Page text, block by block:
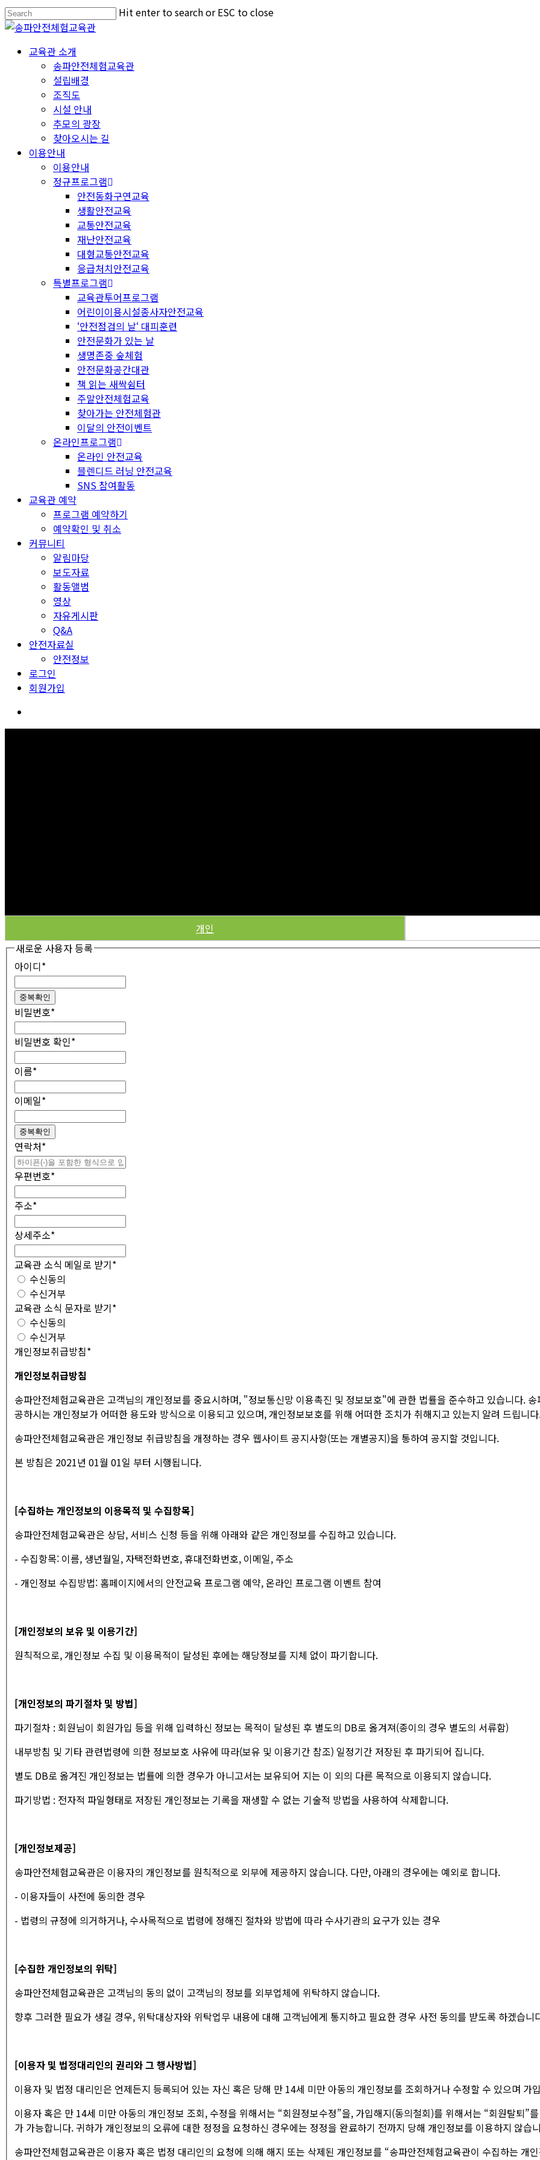
Hit enter to search or ESC to close
교육관 소개
송파안전체험교육관
설립배경
조직도
시설 안내
추모의 광장
찾아오시는 길
이용안내
이용안내
정규프로그램
안전동화구연교육
생활안전교육
교통안전교육
재난안전교육
대형교통안전교육
응급처치안전교육
특별프로그램
교육관투어프로그램
어린이이용시설종사자안전교육
‘안전점검의 날‘ 대피훈련
안전문화가 있는 날
생명존중 숲체험
안전문화공간대관
책 읽는 새싹쉼터
주말안전체험교육
찾아가는 안전체험관
이달의 안전이벤트
온라인프로그램
온라인 안전교육
블렌디드 러닝 안전교육
SNS 참여활동
교육관 예약
프로그램 예약하기
예약확인 및 취소
커뮤니티
알림마당
보도자료
활동앨범
영상
자유게시판
Q&A
안전자료실
안전정보
로그인
회원가입
개인
새로운 사용자 등록
아이디*
중복확인
비밀번호*
비밀번호 확인*
이름*
이메일*
중복확인
연락처*
우편번호*
주소*
상세주소*
교육관 소식 메일로 받기*
수신동의
수신거부
교육관 소식 문자로 받기*
수신동의
수신거부
개인정보취급방침*
개인정보취급방침
송파안전체험교육관은 고객님의 개인정보를 중요시하며, "정보통신망 이용촉진 및 정보보호"에 관한 법률을 준수하고 있습니다.
공하시는 개인정보가 어떠한 용도와 방식으로 이용되고 있으며, 개인정보보호를 위해 어떠한 조치가 취해지고 있는지 알려 드립니
송파안전체험교육관은 개인정보 취급방침을 개정하는 경우 웹사이트 공지사항(또는 개별공지)을 통하여 공지할 것입니다.
본 방침은 2021년 01월 01일 부터 시행됩니다.
[수집하는 개인정보의 이용목적 및 수집항목]
송파안전체험교육관은 상담, 서비스 신청 등을 위해 아래와 같은 개인정보를 수집하고 있습니다.
- 수집항목: 이름, 생년월일, 자택전화번호, 휴대전화번호, 이메일, 주소
- 개인정보 수집방법: 홈페이지에서의 안전교육 프로그램 예약, 온라인 프로그램 이벤트 참여
[개인정보의 보유 및 이용기간]
원칙적으로, 개인정보 수집 및 이용목적이 달성된 후에는 해당정보를 지체 없이 파기합니다.
[개인정보의 파기절차 및 방법]
파기절차 : 회원님이 회원가입 등을 위해 입력하신 정보는 목적이 달성된 후 별도의 DB로 옮겨져(종이의 경우 별도의 서류함)
내부방침 및 기타 관련법령에 의한 정보보호 사유에 따라(보유 및 이용기간 참조) 일정기간 저장된 후 파기되어 집니다.
별도 DB로 옮겨진 개인정보는 법률에 의한 경우가 아니고서는 보유되어 지는 이 외의 다른 목적으로 이용되지 않습니다.
파기방법 : 전자적 파일형태로 저장된 개인정보는 기록을 재생할 수 없는 기술적 방법을 사용하여 삭제합니다.
[개인정보제공]
송파안전체험교육관은 이용자의 개인정보를 원칙적으로 외부에 제공하지 않습니다. 다만, 아래의 경우에는 예외로 합니다.
- 이용자들이 사전에 동의한 경우
- 법령의 규정에 의거하거나, 수사목적으로 법령에 정해진 절차와 방법에 따라 수사기관의 요구가 있는 경우
[수집한 개인정보의 위탁]
송파안전체험교육관은 고객님의 동의 없이 고객님의 정보를 외부업체에 위탁하지 않습니다.
향후 그러한 필요가 생길 경우, 위탁대상자와 위탁업무 내용에 대해 고객님에게 통지하고 필요한 경우 사전 동의를 받도록 하겠습니
[이용자 및 법정대리인의 권리와 그 행사방법]
이용자 및 법정 대리인은 언제든지 등록되어 있는 자신 혹은 당해 만 14세 미만 아동의 개인정보를 조회하거나 수정할 수 있으며 가
이용자 혹은 만 14세 미만 아동의 개인정보 조회, 수정을 위해서는 “회원정보수정”을, 가입해지(동의철회)를 위해서는 “회원탈퇴”
가 가능합니다. 귀하가 개인정보의 오류에 대한 정정을 요청하신 경우에는 정정을 완료하기 전까지 당해 개인정보를 이용하지 않습
송파안전체험교육관은 이용자 혹은 법정 대리인의 요청에 의해 해지 또는 삭제된 개인정보를 “송파안전체험교육관이 수집하는 개